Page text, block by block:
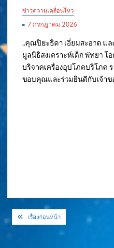
ข่าวความเคลื่อนไหว
7 กรกฎาคม 2026
..คุณปิยะธิดา เอี่ยมสะอาด แ
มูลนิธิสงเคราะห์เด็ก พัทยา โ
บริจาคเครื่องอุปโภคบริโภค
ขอบคุณและร่วมยินดีกับเจ้าข
แนะแนว
เรื่องก่อนหน้า